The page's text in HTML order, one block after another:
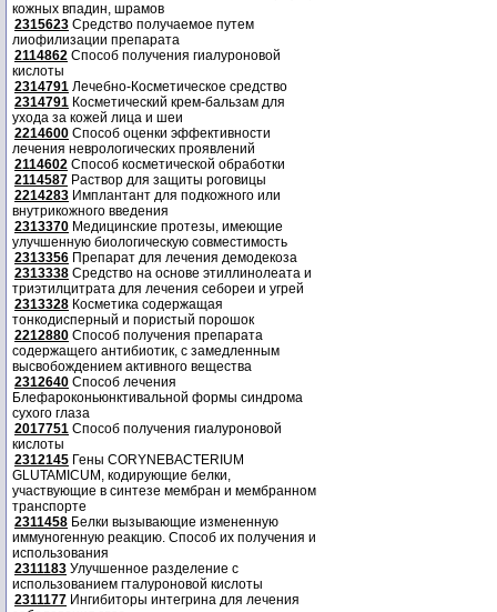
кожных впадин, шрамов
2315623 Средство получаемое путем
лиофилизации препарата
2114862 Способ получения гиалуроновой
кислоты
2314791 Лечебно-Косметическое средство
2314791 Косметический крем-бальзам для
ухода за кожей лица и шеи
2214600 Способ оценки эффективности
лечения неврологических проявлений
2114602 Способ косметической обработки
2114587 Раствор для защиты роговицы
2214283 Имплантант для подкожного или
внутрикожного введения
2313370 Медицинские протезы, имеющие
улучшенную биологическую совместимость
2313356 Препарат для лечения демодекоза
2313338 Средство на основе этиллинолеата и
триэтилцитрата для лечения себореи и угрей
2313328 Косметика содержащая
тонкодисперный и пористый порошок
2212880 Способ получения препарата
содержащего антибиотик, с замедленным
высвобождением активного вещества
2312640 Способ лечения
Блефароконьюнктивальной формы синдрома
сухого глаза
2017751 Способ получения гиалуроновой
кислоты
2312145 Гены CORYNEBACTERIUM
GLUTAMICUM, кодирующие белки,
участвующие в синтезе мембран и мембранном
транспорте
2311458 Белки вызывающие измененную
иммуногенную реакцию. Способ их получения и
использования
2311183 Улучшенное разделение с
использованием гталуроновой кислоты
2311177 Ингибиторы интегрина для лечения